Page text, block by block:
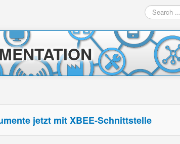
Search
...
jetzt mit XBEE-Schnittstelle